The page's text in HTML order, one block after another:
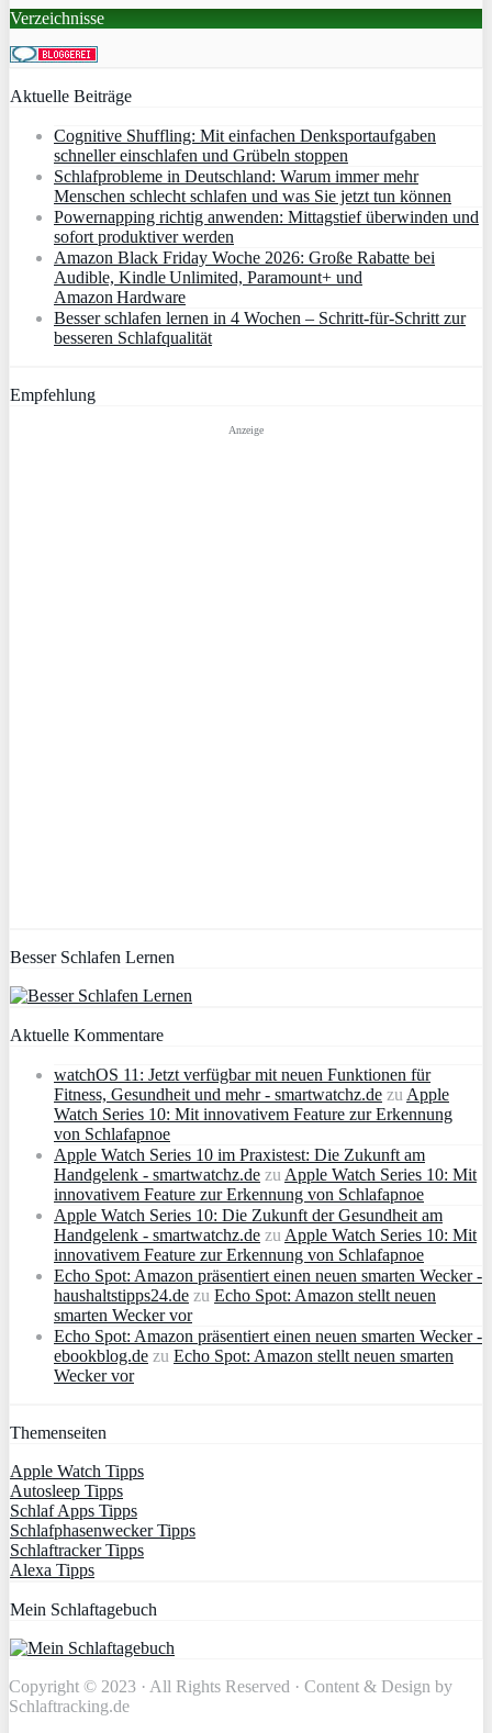
Verzeichnisse
Aktuelle Beiträge
Cognitive Shuffling: Mit einfachen Denksportaufgaben
schneller einschlafen und Grübeln stoppen
Schlafprobleme in Deutschland: Warum immer mehr
Menschen schlecht schlafen und was Sie jetzt tun können
Powernapping richtig anwenden: Mittagstief überwinden und
sofort produktiver werden
Amazon Black Friday Woche 2026: Große Rabatte bei
Audible, Kindle Unlimited, Paramount+ und
Amazon Hardware
Besser schlafen lernen in 4 Wochen – Schritt‑für‑Schritt zur
besseren Schlafqualität
Empfehlung
Anzeige
Besser Schlafen Lernen
Aktuelle Kommentare
watchOS 11: Jetzt verfügbar mit neuen Funktionen für
Fitness, Gesundheit und mehr - smartwatchz.de zu Apple
Watch Series 10: Mit innovativem Feature zur Erkennung
von Schlafapnoe
Apple Watch Series 10 im Praxistest: Die Zukunft am
Handgelenk - smartwatchz.de zu Apple Watch Series 10: Mit
innovativem Feature zur Erkennung von Schlafapnoe
Apple Watch Series 10: Die Zukunft der Gesundheit am
Handgelenk - smartwatchz.de zu Apple Watch Series 10: Mit
innovativem Feature zur Erkennung von Schlafapnoe
Echo Spot: Amazon präsentiert einen neuen smarten Wecker -
haushaltstipps24.de zu Echo Spot: Amazon stellt neuen
smarten Wecker vor
Echo Spot: Amazon präsentiert einen neuen smarten Wecker -
ebookblog.de zu Echo Spot: Amazon stellt neuen smarten
Wecker vor
Themenseiten
Apple Watch Tipps
Autosleep Tipps
Schlaf Apps Tipps
Schlafphasenwecker Tipps
Schlaftracker Tipps
Alexa Tipps
Mein Schlaftagebuch
Copyright © 2023 · All Rights Reserved · Content & Design by
Schlaftracking.de